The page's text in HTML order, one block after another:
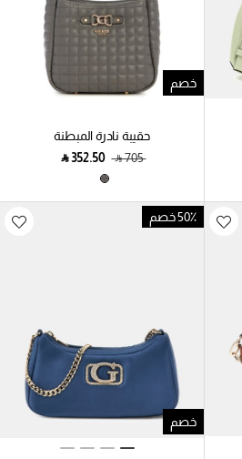
خصم
حقيبة نادرة المبطنة
‎ ⃁ ⁦705⁩ ‎
‎ ⃁ ⁦352.50⁩ ‎
50٪ خصم
خصم